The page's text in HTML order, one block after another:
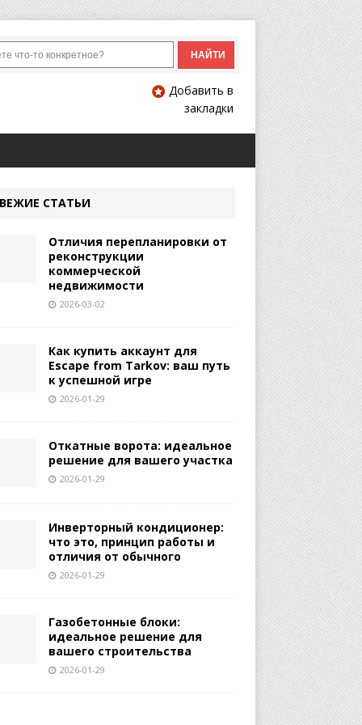
Добавить в
закладки
СТАТЬИ
Отличия перепланировки от
реконструкции
коммерческой
недвижимости
2026-03-02
Как купить аккаунт для
Escape from Tarkov: ваш путь
к успешной игре
2026-01-29
Откатные ворота: идеальное
решение для вашего участка
2026-01-29
Инверторный кондиционер:
что это, принцип работы и
отличия от обычного
2026-01-29
Газобетонные блоки:
идеальное решение для
вашего строительства
2026-01-29